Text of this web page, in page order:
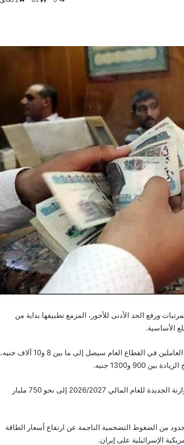
ورفع الحد الأدنى للأجور، المزمع تطبيقها بداية من
الأساسية.
وأشارت تقارير اقتصادية حديثة إلى أن الحد الأدنى لأجور العاملين في القطاع العام سيصل إلى ما بين 8 و10 آلاف جنيه،
و1300 جنيه.
ومن المتوقع أن ترفع الحكومة مخصصات الأجور في الموازنة الجديدة للعام المالي 2026/2027 إلى نحو 750 مليار
من الضغوط التضخمية الناجمة عن ارتفاع أسعار الطاقة
الإسرائيلية على إيران.